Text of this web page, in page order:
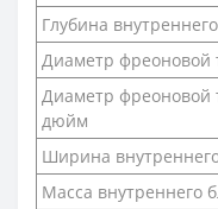
Глубина
Диаметр фреоновой
Диаметр фреоновой
дюйм
Ширина
Масса внутреннего